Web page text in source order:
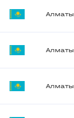
Алматы
Алматы
Алматы